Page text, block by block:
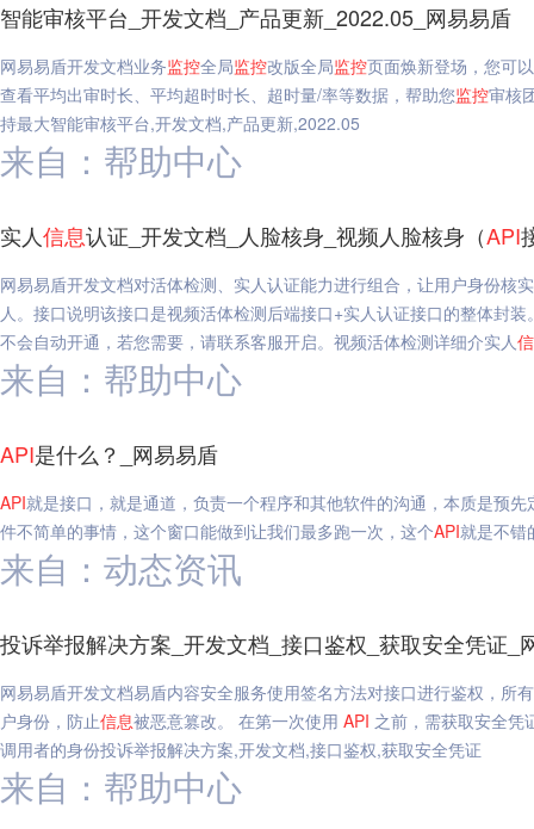
智能审核平台_开发文档_产品更新_2022.05_网易易盾
网易易盾开发文档业务监控全局监控改版全局监控页面焕新登场，您可
查看平均出审时长、平均超时时长、超时量/率等数据，帮助您监控审核
持最大智能审核平台,开发文档,产品更新,2022.05
来自：帮助中心
实人信息认证_开发文档_人脸核身_视频人脸核身（API
网易易盾开发文档对活体检测、实人认证能力进行组合，让用户身份核
人。接口说明该接口是视频活体检测后端接口+实人认证接口的整体封
不会自动开通，若您需要，请联系客服开启。视频活体检测详细介实人
来自：帮助中心
API是什么？_网易易盾
API就是接口，就是通道，负责一个程序和其他软件的沟通，本质是预
件不简单的事情，这个窗口能做到让我们最多跑一次，这个API就是不错
来自：动态资讯
投诉举报解决方案_开发文档_接口鉴权_获取安全凭证_
网易易盾开发文档易盾内容安全服务使用签名方法对接口进行鉴权，所
户身份，防止信息被恶意篡改。 在第一次使用 API 之前，需获取安全
调用者的身份投诉举报解决方案,开发文档,接口鉴权,获取安全凭证
来自：帮助中心